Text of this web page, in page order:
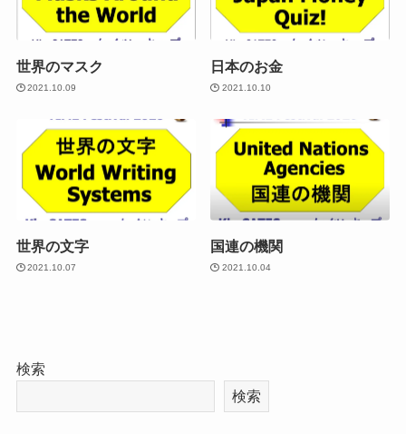
世界のマスク
2021.10.09
日本のお金
2021.10.10
世界の文字
2021.10.07
国連の機関
2021.10.04
検索
検索